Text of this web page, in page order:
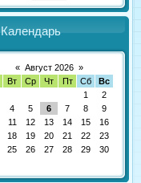
Календарь
« Август 2026 »
Вт Ср Чт Пт Сб
Вс
1
2
4 5 6 7 8
9
11 12 13 14 15
16
18 19 20 21 22
23
25 26 27 28 29
30